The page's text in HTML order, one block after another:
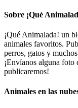
Sobre ¡Qué
¡Qué Animalada! un
animales favoritos.
perros, gatos y
¡Envíanos alguna foto
publicaremos!
Animales en las